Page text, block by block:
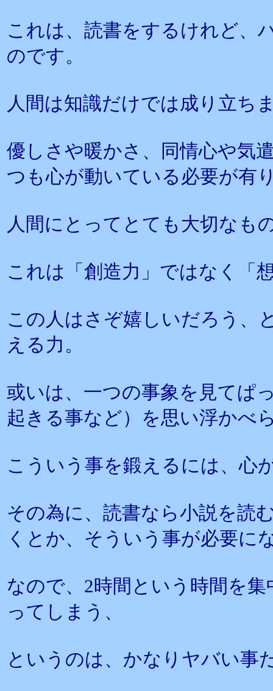
これは、読書をするけれど、
のです。
人間は知識だけでは成り立ち
優しさや暖かさ、同情心や気
つも心が動いている必要が有
人間にとってとても大切なも
これは「創造力」ではなく「
この人はさぞ嬉しいだろう、
える力。
或いは、一つの事象を見てぱ
起きる事など）を思い浮かべ
こういう事を鍛えるには、心
その為に、読書なら小説を読
くとか、そういう事が必要に
なので、2時間という時間を
ってしまう、
というのは、かなりヤバい事